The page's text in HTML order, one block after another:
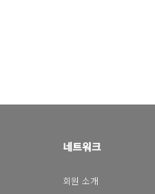
네트워크
회원 소개